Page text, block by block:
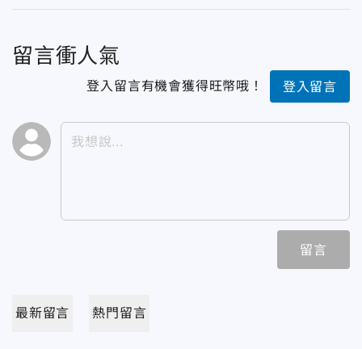
留言衝人氣
登入留言有機會獲得旺幣哦！ 登入留言
留言
最新留言 熱門留言